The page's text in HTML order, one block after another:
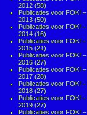
2012 (58)
Publicaties voor FOK! –
2013 (50)
Publicaties voor FOK! –
2014 (16)
Publicaties voor FOK! –
2015 (21)
Publicaties voor FOK! –
2016 (27)
Publicaties voor FOK! –
2017 (28)
Publicaties voor FOK! –
2018 (27)
Publicaties voor FOK! –
2019 (27)
Publicaties voor FOK! –